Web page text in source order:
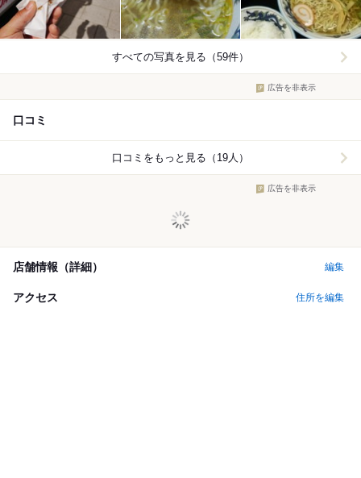
すべての写真を見る（59件）
広告を非表示
口コミ
口コミをもっと見る（19人）
広告を非表示
店舗情報（詳細） 編集
アクセス 住所を編集